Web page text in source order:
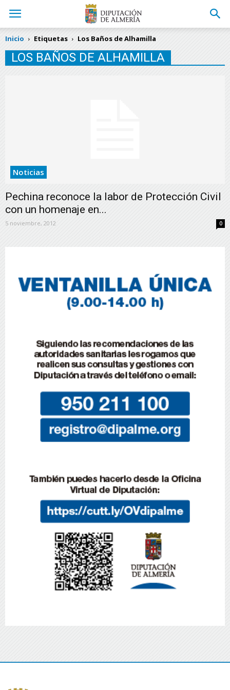
Inicio Etiquetas Los Baños de Alhamilla
LOS BAÑOS DE ALHAMILLA
Noticias
Pechina reconoce la labor de Protección Civil
con un homenaje en...
5 noviembre, 2012 0